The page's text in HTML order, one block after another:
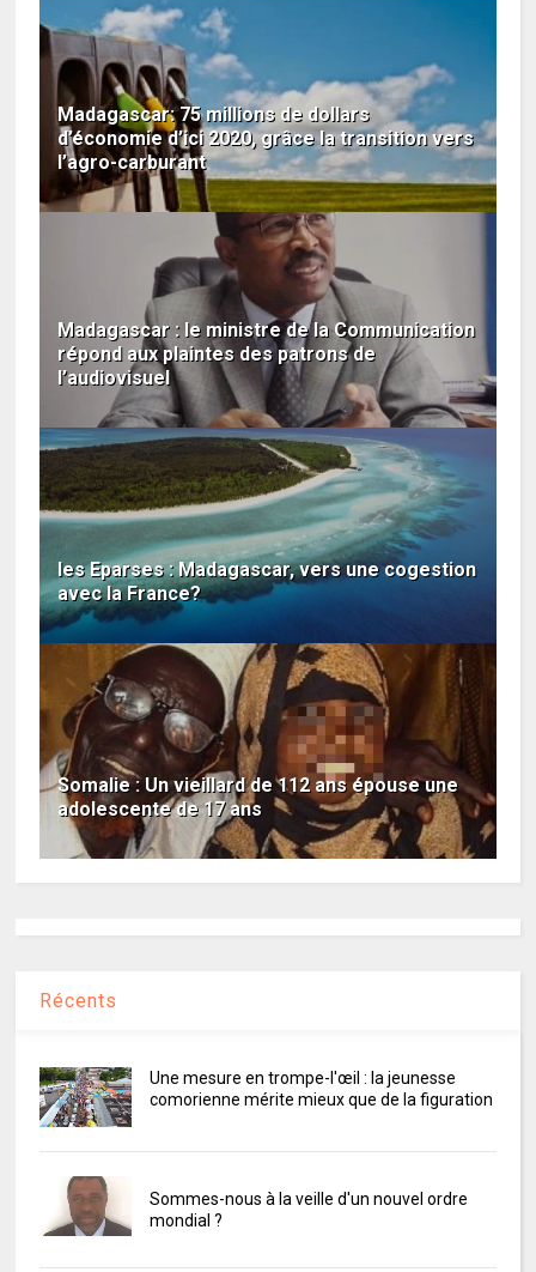
Madagascar: 75 millions de dollars
d’économie d’ici 2020, grâce la transition vers
l’agro-carburant
Madagascar : le ministre de la Communication
répond aux plaintes des patrons de
l’audiovisuel
les Eparses : Madagascar, vers une cogestion
avec la France?
Somalie : Un vieillard de 112 ans épouse une
adolescente de 17 ans
Récents
Une mesure en trompe-l'œil : la jeunesse
comorienne mérite mieux que de la figuration
Sommes-nous à la veille d'un nouvel ordre
mondial ?